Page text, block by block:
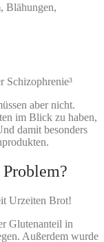
Blähungen,
Schizophrenie³
aber nicht.
im Blick zu haben,
damit besonders
Urzeiten Brot!
Glutenanteil in
Außerdem wurde